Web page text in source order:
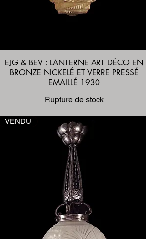
Aperçu rapide
EJG & BEV : LANTERNE ART DÉCO EN
BRONZE NICKELÉ ET VERRE PRESSÉ
EMAILLÉ 1930
Rupture de stock
VENDU